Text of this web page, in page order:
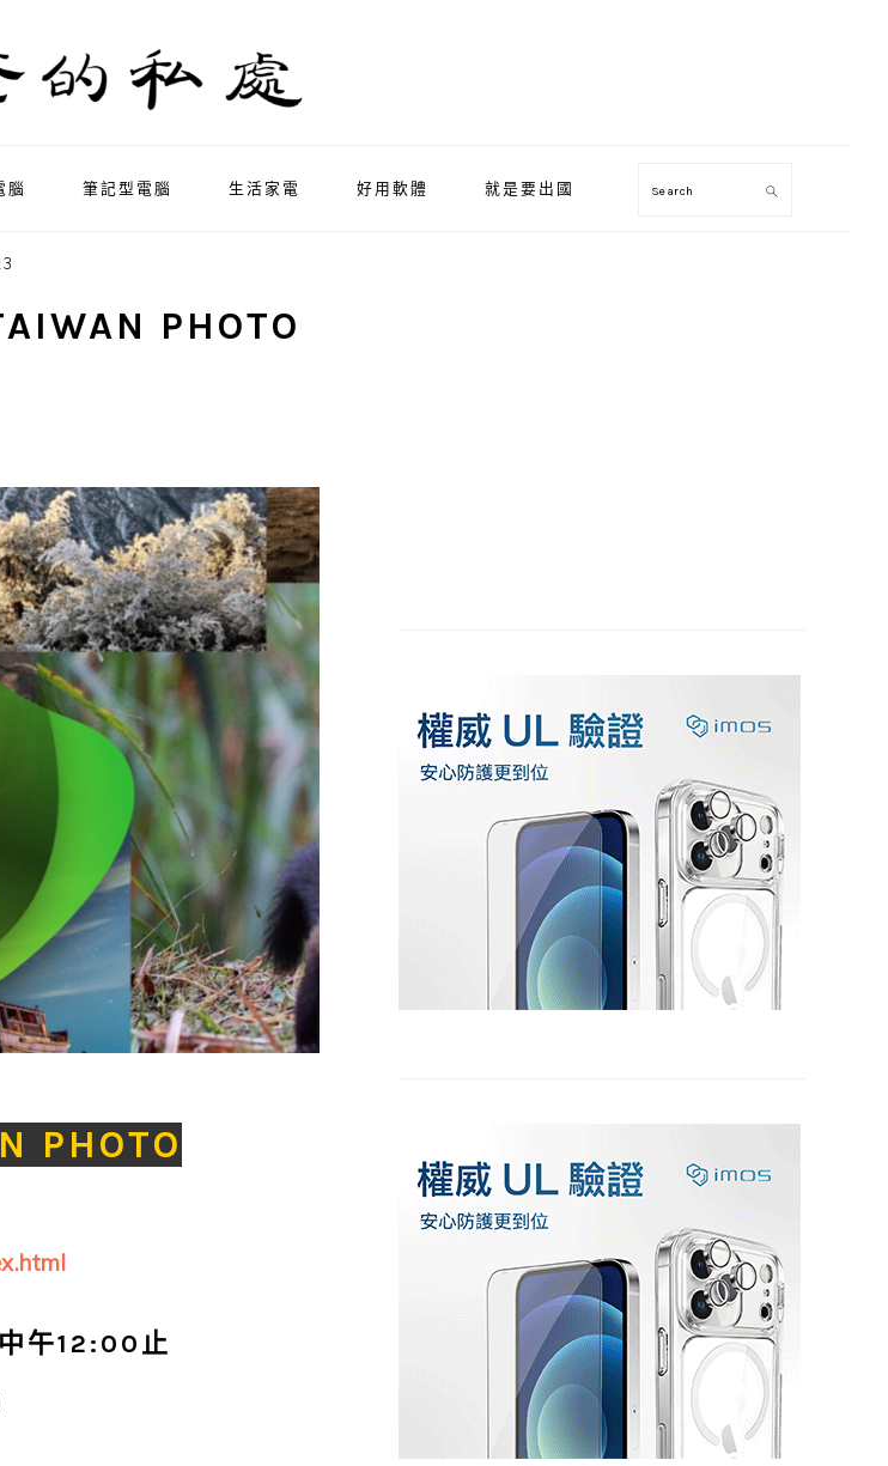
腦 筆記型電腦 生活家電 好用軟體 就是要出國 Search
PHOTO
PHOTO
午12:00止